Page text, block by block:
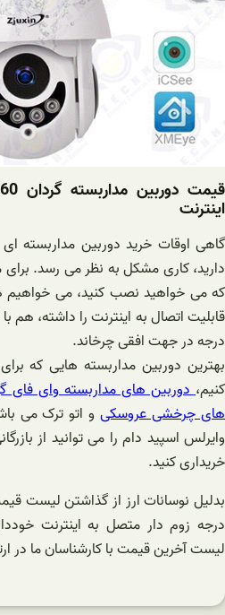
اینترنت
گاهی اوقات خرید دوربین مداربسته
دارید، کاری مشکل به نظر می رسد.
که می خواهید نصب کنید، می خواهیم
درجه در جهت افقی چرخاند.
بهترین دوربین مداربسته هایی که
کنیم،دوربین های مداربسته وای فای
های چرخشی عروسکیو اتو ترک می
وایرلس اسپید دام را می توانید از
خریداری کنید.
درجه زوم دار متصل به اینترنت
لیست آخرین قیمت با کارشناسان ما در